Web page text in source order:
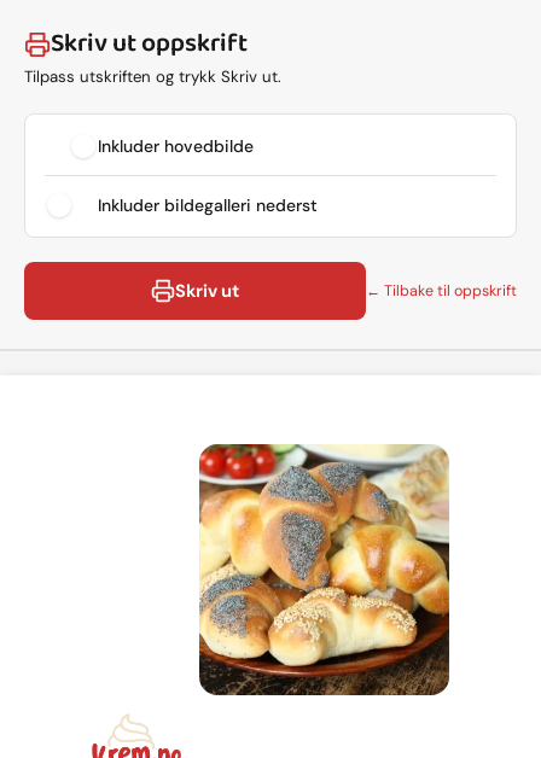
Skriv ut oppskrift
Tilpass utskriften og trykk Skriv ut.
Inkluder hovedbilde
Inkluder bildegalleri nederst
Skriv ut ← Tilbake til oppskrift